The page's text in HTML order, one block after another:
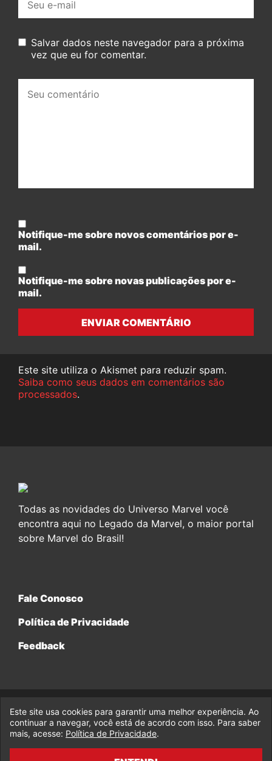
mail:
Salvar dados neste navegador para a próxima
vez que eu for comentar.
comentário:
Notifique-me sobre novos comentários por e-
mail.
Notifique-me sobre novas publicações por e-
mail.
ENVIAR COMENTÁRIO
Este site utiliza o Akismet para reduzir spam.
Saiba como seus dados em comentários são
processados.
Todas as novidades do Universo Marvel você
encontra aqui no Legado da Marvel, o maior portal
sobre Marvel do Brasil!
Fale Conosco
Política de Privacidade
Feedback
© 2017-2026 Legado da Marvel, uma empresa da Legado
Enterprises.
fabiolobo
Este site usa cookies para garantir uma melhor experiência. Ao
continuar a navegar, você está de acordo com isso. Para saber
mais, acesse: Política de Privacidade.